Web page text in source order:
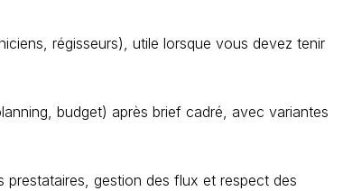
régisseurs), utile lorsque vous devez tenir
budget) après brief cadré, avec variantes
gestion des flux et respect des